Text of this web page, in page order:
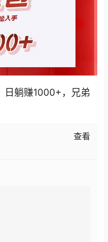
日躺赚1000+，兄弟
查看